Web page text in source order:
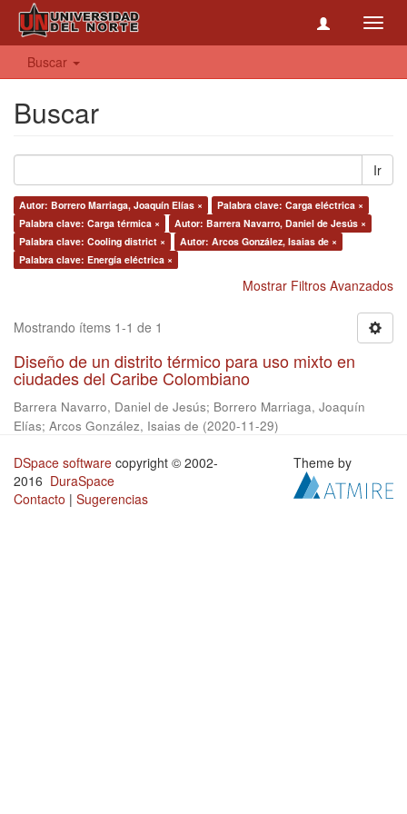
Buscar
Buscar
Ir
Autor: Borrero Marriaga, Joaquín Elías ×
Palabra clave: Carga eléctrica ×
Palabra clave: Carga térmica ×
Autor: Barrera Navarro, Daniel de Jesús ×
Palabra clave: Cooling district ×
Autor: Arcos González, Isaias de ×
Palabra clave: Energía eléctrica ×
Mostrar Filtros Avanzados
Mostrando ítems 1-1 de 1
Diseño de un distrito térmico para uso mixto en
ciudades del Caribe Colombiano
Barrera Navarro, Daniel de Jesús; Borrero Marriaga, Joaquín
Elías; Arcos González, Isaias de (2020-11-29)
DSpace software copyright © 2002-
2016 DuraSpace
Contacto | Sugerencias
Theme by